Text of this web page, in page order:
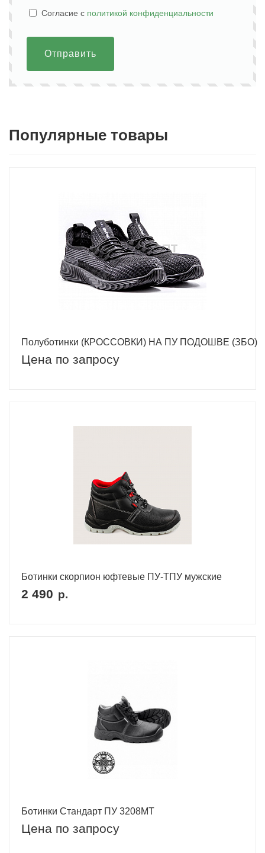
Cогласие с политикой конфиденциальности
Отправить
Популярные товары
Полуботинки (КРОССОВКИ) НА ПУ ПОДОШВЕ (ЗБО)
Цена по запросу
Ботинки скорпион юфтевые ПУ-ТПУ мужские
2 490 р.
Ботинки Стандарт ПУ 3208МТ
Цена по запросу